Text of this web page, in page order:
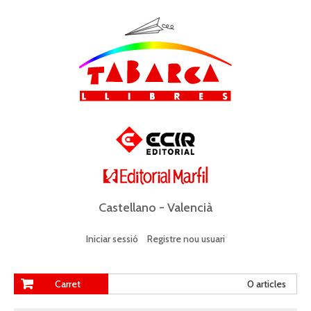
Castellano - Valencià
Iniciar sessió Registre nou usuari
Carret 0 articles